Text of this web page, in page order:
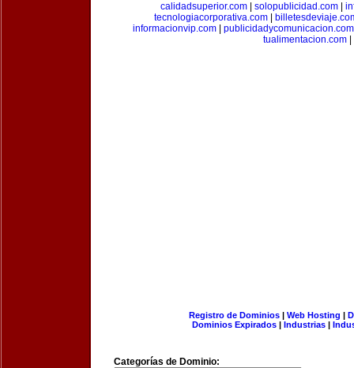
calidadsuperior.com| solopublicidad.com|
tecnologiacorporativa.com|
informacionvip.com| publicidadycomunicacion.com
tualimentacion.com
Registro de Dominios| Web Hosting |
Dominios Expirados | Industrias |
Categorías de Dominio: